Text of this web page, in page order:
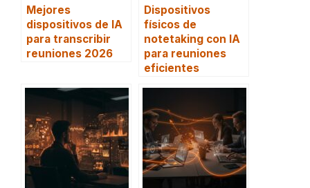
Mejores
dispositivos de IA
para transcribir
reuniones 2026
Dispositivos
físicos de
notetaking con IA
para reuniones
eficientes